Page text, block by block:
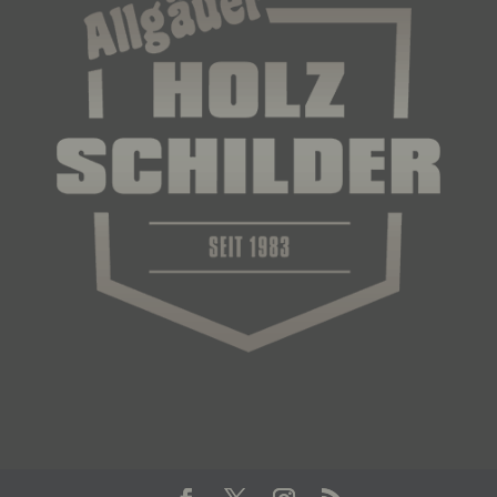
e) Profiling
Profiling ist jede Art der automatisierten
Verarbeitung personenbezogener Daten, die darin
verwendet werden, um bestimmte persönliche
Aspekte, die sich auf eine natürliche Person
beziehen, zu bewerten, insbesondere, um Aspekte
Gesundheit, persönlicher Vorlieben, Interessen,
Zuverlässigkeit, Verhalten, Aufenthaltsort oder
analysieren oder vorherzusagen.
f) Pseudonymisierung